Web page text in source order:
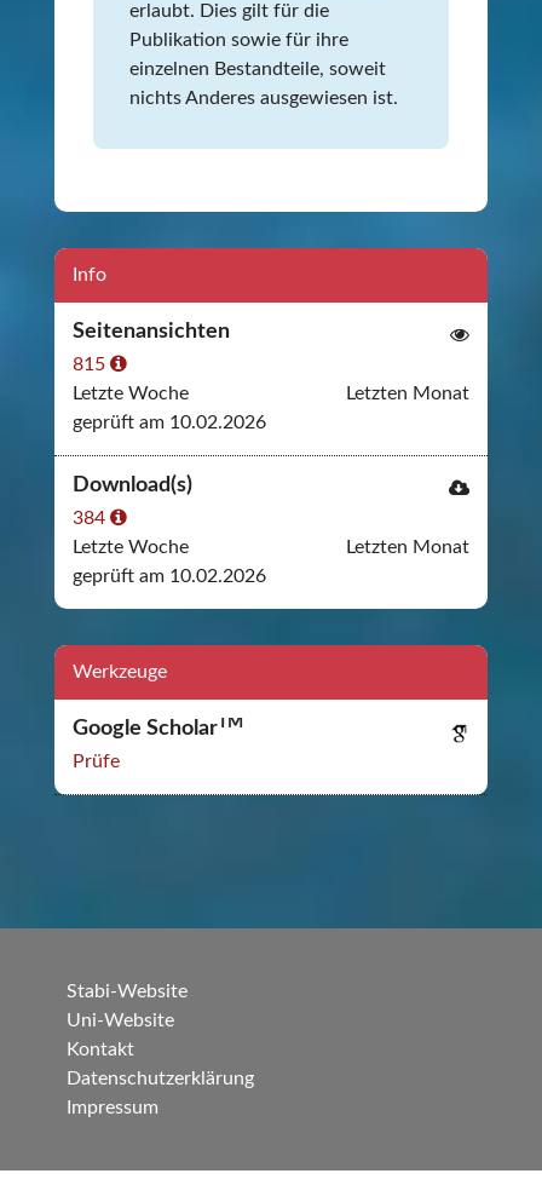
erlaubt. Dies gilt für die
Publikation sowie für ihre
einzelnen Bestandteile, soweit
nichts Anderes ausgewiesen ist.
Info
Seitenansichten
815
Letzte Woche
Letzten Monat
geprüft am 10.02.2026
Download(s)
384
Letzte Woche
Letzten Monat
geprüft am 10.02.2026
Werkzeuge
Google Scholar TM
Prüfe
Stabi-Website
Uni-Website
Kontakt
Datenschutzerklärung
Impressum